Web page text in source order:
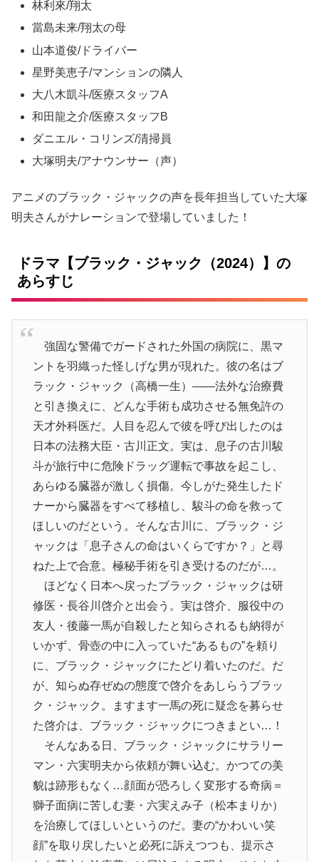
林利來/翔太
當島未来/翔太の母
山本道俊/ドライバー
星野美恵子/マンションの隣人
大八木凱斗/医療スタッフA
和田龍之介/医療スタッフB
ダニエル・コリンズ/清掃員
大塚明夫/アナウンサー（声）
アニメのブラック・ジャックの声を長年担当していた大塚
明夫さんがナレーションで登場していました！
ドラマ【ブラック・ジャック（2024）】の
あらすじ
強固な警備でガードされた外国の病院に、黒マ
ントを羽織った怪しげな男が現れた。彼の名はブ
ラック・ジャック（高橋一生）――法外な治療費
と引き換えに、どんな手術も成功させる無免許の
天才外科医だ。人目を忍んで彼を呼び出したのは
日本の法務大臣・古川正文。実は、息子の古川駿
斗が旅行中に危険ドラッグ運転で事故を起こし、
あらゆる臓器が激しく損傷。今しがた発生したド
ナーから臓器をすべて移植し、駿斗の命を救って
ほしいのだという。そんな古川に、ブラック・ジ
ャックは「息子さんの命はいくらですか？」と尋
ねた上で合意。極秘手術を引き受けるのだが…。
ほどなく日本へ戻ったブラック・ジャックは研
修医・長谷川啓介と出会う。実は啓介、服役中の
友人・後藤一馬が自殺したと知らされるも納得が
いかず、骨壺の中に入っていた“あるもの”を頼り
に、ブラック・ジャックにたどり着いたのだ。だ
が、知らぬ存ぜぬの態度で啓介をあしらうブラッ
ク・ジャック。ますます一馬の死に疑念を募らせ
た啓介は、ブラック・ジャックにつきまとい…！
そんなある日、ブラック・ジャックにサラリー
マン・六実明夫から依頼が舞い込む。かつての美
貌は跡形もなく…顔面が恐ろしく変形する奇病＝
獅子面病に苦しむ妻・六実えみ子（松本まりか）
を治療してほしいというのだ。妻の“かわいい笑
顔”を取り戻したいと必死に訴えつつも、提示さ